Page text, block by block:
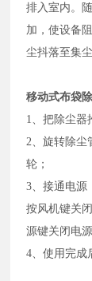
排入室内。
加，使设备
尘抖落至集
移动式布袋
1、把除尘器
2、旋转除尘
轮；
3、接通电源
按风机键关
源键关闭电
4、使用完成